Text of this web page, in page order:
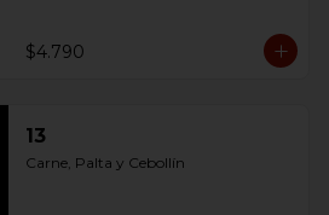
$4.790
13
Carne, Palta y Cebollín